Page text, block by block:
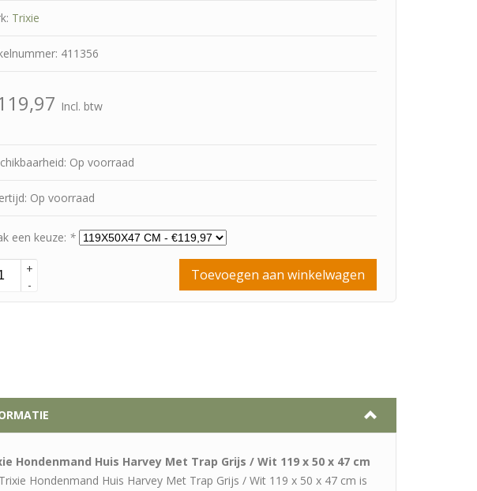
Trixie
411356
Incl. btw
Op voorraad
Op voorraad
een keuze: *
+
-
Toevoegen aan winkelwagen
Hondenmand Huis Harvey Met Trap Grijs / Wit 119 x 50 x 47 cm
Hondenmand Huis Harvey Met Trap Grijs / Wit 119 x 50 x 47 cm is